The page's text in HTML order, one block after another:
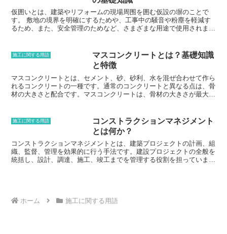
果があります。ジャンカが発生した場合は、コンクリートの表面を補
修する必要があります。ジャンカを放置すると、ひび割れや水漏れな
どの原因になるため、早期に補修することが大切です。
仮囲いとは、建築やリフォームの現場周围を囲む仮設の塀のことで
す。 敷地の境界を明確にするためや、工事中の騒音や粉塵を軽減す
るため、また、安全管理のためなど、さまざまな用途で使用されま
や粉塵が周囲に拡散するのを防ぐことができます。また、仮囲いは、
建築やリフォームの現場の安全管理にも役立ちます。 仮囲いを設置
することで、工事現場に立ち入る人を制限し、事故を防ぐことができ
ます。仮囲いは、工事現場の安全管理や騒音・粉塵の軽減に役立つ仮
設の塀です。仮囲いには、さまざまな種類があり、工事の規模や目的
に応じて選択することができます。
施工に関する用語
マスコンクリートとは？基礎知識
と特徴
マスコンクリートとは、セメント、砂、砂利、水を混ぜ合わせて作ら
れるコンクリートの一種です。通常のコンクリートと異なる点は、骨
材の大きさと配合です。マスコンクリートは、骨材の大きさが最大
ム、橋脚、トンネルなどの大規模構造物に多く使用されています。ま
た、マスコンクリートは、熱に強いという特徴もあります。これは、
セメントと砂の配合比が高いことで、コンクリート内部の熱が逃げに
くい構造になっているためです。そのため、マスコンクリートは、火
災に強い構造物を作るのに適しています。
施工に関する用語
コンストラクションマネジメント
とは何か？
コンストラクションマネジメントとは、建築プロジェクトの計画、組
織、監督、管理を効果的に行う手法です。建設プロジェクトの全般を
統括し、設計、調達、施工、竣工までを管理する役割を担っていま
できます。コンストラクションマネジメントは、建設業界で広く使用
ホーム 施工に関する用語